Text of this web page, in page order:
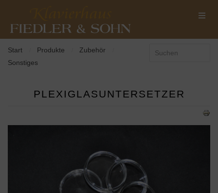
Start Produkte Zubehör
Sonstiges
PLEXIGLASUNTERSETZER